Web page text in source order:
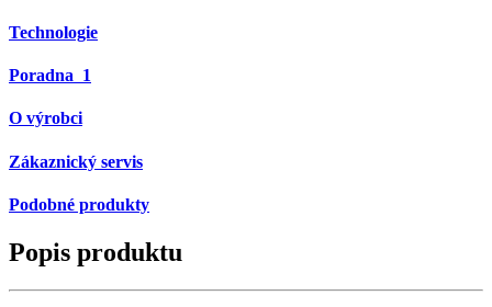
Technologie
Poradna 1
O výrobci
Zákaznický servis
Podobné produkty
Popis produktu